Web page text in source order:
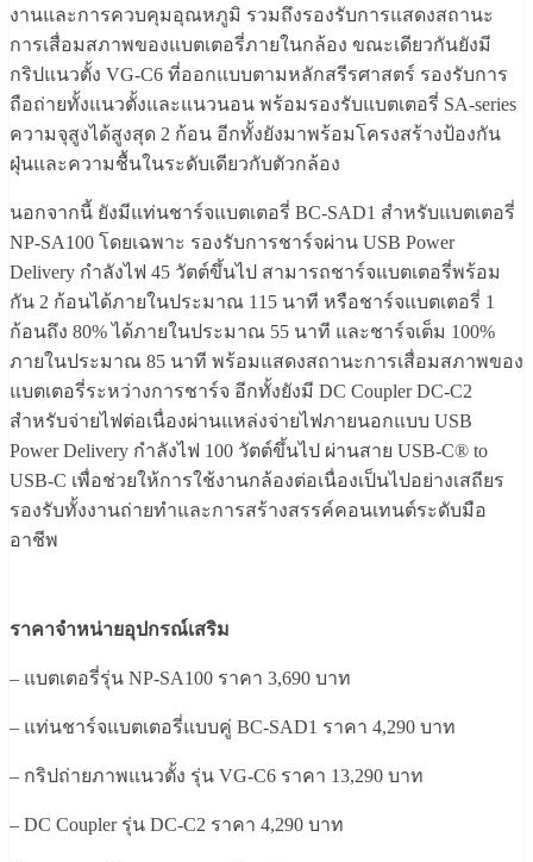
งานและการควบคุมอุณหภูมิ รวมถึงรองรับการแสดงสถานะ
การเสื่อมสภาพของแบตเตอรี่ภายในกล้อง ขณะเดียวกันยังมี
กริปแนวตั้ง VG-C6 ที่ออกแบบตามหลักสรีรศาสตร์ รองรับการ
ถือถ่ายทั้งแนวตั้งและแนวนอน พร้อมรองรับแบตเตอรี่ SA-series
ความจุสูงได้สูงสุด 2 ก้อน อีกทั้งยังมาพร้อมโครงสร้างป้องกัน
ฝุ่นและความชื้นในระดับเดียวกับตัวกล้อง
นอกจากนี้ ยังมีแท่นชาร์จแบตเตอรี่ BC-SAD1 สำหรับแบตเตอรี่
NP-SA100 โดยเฉพาะ รองรับการชาร์จผ่าน USB Power
Delivery กำลังไฟ 45 วัตต์ขึ้นไป สามารถชาร์จแบตเตอรี่พร้อม
กัน 2 ก้อนได้ภายในประมาณ 115 นาที หรือชาร์จแบตเตอรี่ 1
ก้อนถึง 80% ได้ภายในประมาณ 55 นาที และชาร์จเต็ม 100%
ภายในประมาณ 85 นาที พร้อมแสดงสถานะการเสื่อมสภาพของ
แบตเตอรี่ระหว่างการชาร์จ อีกทั้งยังมี DC Coupler DC-C2
สำหรับจ่ายไฟต่อเนื่องผ่านแหล่งจ่ายไฟภายนอกแบบ USB
Power Delivery กำลังไฟ 100 วัตต์ขึ้นไป ผ่านสาย USB-C® to
USB-C เพื่อช่วยให้การใช้งานกล้องต่อเนื่องเป็นไปอย่างเสถียร
รองรับทั้งงานถ่ายทำและการสร้างสรรค์คอนเทนต์ระดับมือ
อาชีพ
ราคาจำหน่ายอุปกรณ์เสริม
– แบตเตอรี่รุ่น NP-SA100 ราคา 3,690 บาท
– แท่นชาร์จแบตเตอรี่แบบคู่ BC-SAD1 ราคา 4,290 บาท
– กริปถ่ายภาพแนวตั้ง รุ่น VG-C6 ราคา 13,290 บาท
– DC Coupler รุ่น DC-C2 ราคา 4,290 บาท